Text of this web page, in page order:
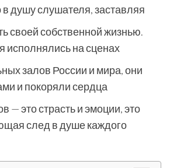
душу слушателя, заставляя
своей собственной жизнью.
исполнялись на сценах
залов России и мира, они
и покоряли сердца
— это страсть и эмоции, это
след в душе каждого